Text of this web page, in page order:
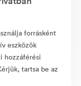
forrásként
eszközök
hozzáférési
tartsa be az